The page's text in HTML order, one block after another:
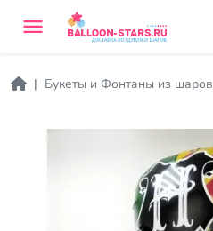
Букеты и Фонтаны из шаров